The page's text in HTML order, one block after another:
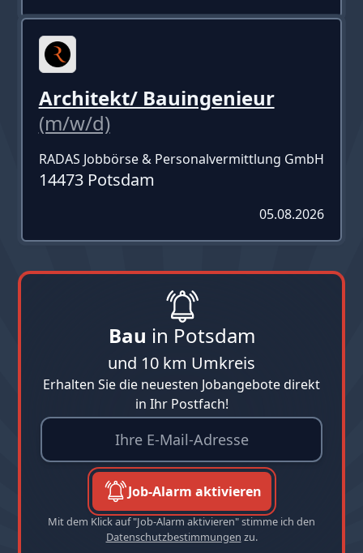
Architekt/ Bauingenieur
(m/w/d)
RADAS Jobbörse & Personalvermittlung GmbH
14473 Potsdam
05.08.2026
Bau in Potsdam
und 10 km Umkreis
Erhalten Sie die neuesten Jobangebote direkt
in Ihr Postfach!
Job-Alarm aktivieren
Mit dem Klick auf "Job-Alarm aktivieren" stimme ich den
Datenschutzbestimmungen zu.